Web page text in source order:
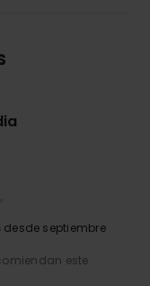
desde septiembre
este